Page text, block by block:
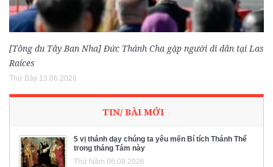
[Tông du Tây Ban Nha] Đức Thánh Cha gặp người di dân tại Las
Raíces
Thứ Bảy 13.06.2026
TIN/ BÀI MỚI
5 vị thánh dạy chúng ta yêu mến Bí tích Thánh Thể
trong tháng Tám này
Thứ Năm 06.08.2026